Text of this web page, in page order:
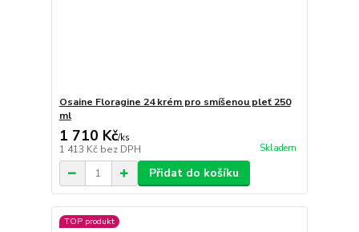
Osaine Floragine 24 krém pro smíšenou pleť 250
ml
1 710 Kč/ks
1 413 Kč bez DPH Skladem
Přidat do košíku
TOP produkt